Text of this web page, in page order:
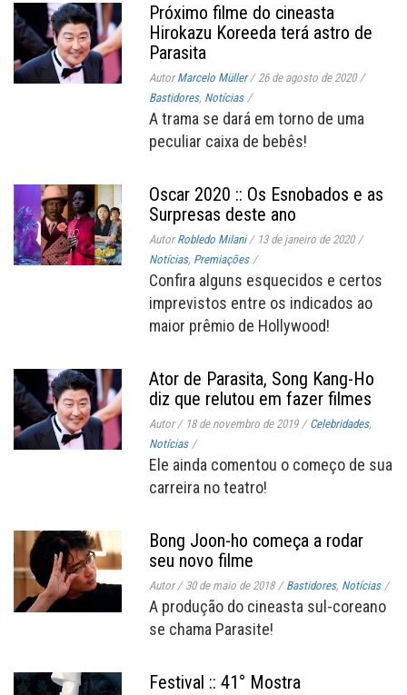
Próximo filme do cineasta
Hirokazu Koreeda terá astro de
Parasita
AutorMarcelo Müller / 26 de agosto de 2020 /
Bastidores, Notícias /
A trama se dará em torno de uma
peculiar caixa de bebês!
Oscar 2020 :: Os Esnobados e as
Surpresas deste ano
AutorRobledo Milani / 13 de janeiro de 2020 /
Notícias, Premiações /
Confira alguns esquecidos e certos
imprevistos entre os indicados ao
maior prêmio de Hollywood!
Ator de Parasita, Song Kang-Ho
diz que relutou em fazer filmes
Autor/ 18 de novembro de 2019 / Celebridades,
Notícias /
Ele ainda comentou o começo de sua
carreira no teatro!
Bong Joon-ho começa a rodar
seu novo filme
Autor/ 30 de maio de 2018 / Bastidores, Notícias /
A produção do cineasta sul-coreano
se chama Parasite!
Festival :: 41° Mostra